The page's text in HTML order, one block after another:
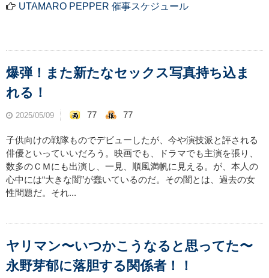
UTAMARO PEPPER 催事スケジュール
爆弾！また新たなセックス写真持ち込ま
れる！
2025/05/09 77 77
子供向けの戦隊ものでデビューしたが、今や演技派と評される
俳優といっていいだろう。映画でも、ドラマでも主演を張り、
数多のＣＭにも出演し、一見、順風満帆に見える。が、本人の
心中には“大きな闇”が蠢いているのだ。その闇とは、過去の女
性問題だ。それ...
ヤリマン〜いつかこうなると思ってた〜
永野芽郁に落胆する関係者！！